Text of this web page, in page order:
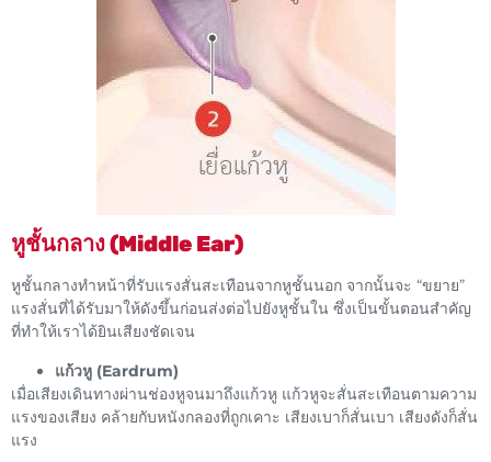
หูชั้นกลาง (Middle Ear)
หูชั้นกลางทำหน้าที่รับแรงสั่นสะเทือนจากหูชั้นนอก จากนั้นจะ “ขยาย”
แรงสั่นที่ได้รับมาให้ดังขึ้นก่อนส่งต่อไปยังหูชั้นใน ซึ่งเป็นขั้นตอนสำคัญ
ที่ทำให้เราได้ยินเสียงชัดเจน
แก้วหู (Eardrum)
เมื่อเสียงเดินทางผ่านช่องหูจนมาถึงแก้วหู แก้วหูจะสั่นสะเทือนตามความ
แรงของเสียง คล้ายกับหนังกลองที่ถูกเคาะ เสียงเบาก็สั่นเบา เสียงดังก็สั่น
แรง